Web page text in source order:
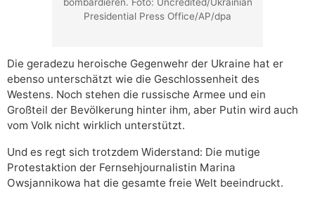
Presidential Press Office/AP/dpa
Die geradezu heroische Gegenwehr der Ukraine hat er
ebenso unterschätzt wie die Geschlossenheit des
Westens. Noch stehen die russische Armee und ein
Großteil der Bevölkerung hinter ihm, aber Putin wird auch
vom Volk nicht wirklich unterstützt.
Und es regt sich trotzdem Widerstand: Die mutige
Protestaktion der Fernsehjournalistin Marina
Owsjannikowa hat die gesamte freie Welt beeindruckt.